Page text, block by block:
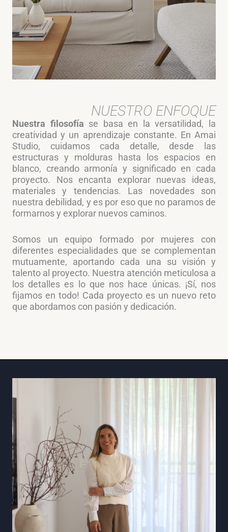
NUESTRO ENFOQUE
Nuestra filosofía se basa en la versatilidad, la
creatividad y un aprendizaje constante. En Amai
Studio, cuidamos cada detalle, desde las
estructuras y molduras hasta los espacios en
blanco, creando armonía y significado en cada
proyecto. Nos encanta explorar nuevas ideas,
materiales y tendencias. Las novedades son
nuestra debilidad, y es por eso que no paramos de
formarnos y explorar nuevos caminos.
Somos un equipo formado por mujeres con
diferentes especialidades que se complementan
mutuamente, aportando cada una su visión y
talento al proyecto. Nuestra atención meticulosa a
los detalles es lo que nos hace únicas. ¡Sí, nos
fijamos en todo! Cada proyecto es un nuevo reto
que abordamos con pasión y dedicación.